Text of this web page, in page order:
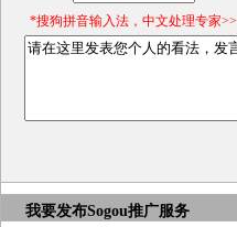
*搜狗拼音输入法，中文处理专家>>
我要发布Sogou推广服务